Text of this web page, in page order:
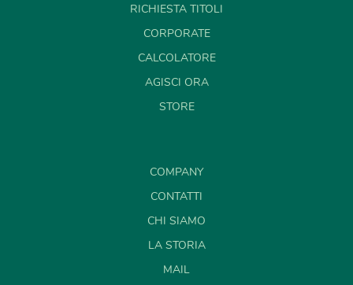
RICHIESTA TITOLI
CORPORATE
CALCOLATORE
AGISCI ORA
STORE
COMPANY
CONTATTI
CHI SIAMO
LA STORIA
MAIL